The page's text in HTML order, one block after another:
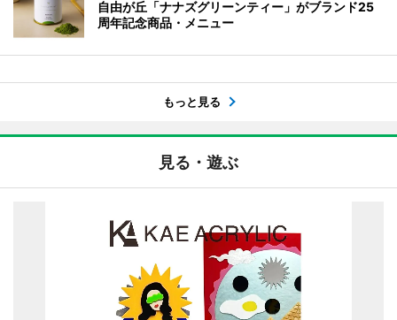
自由が丘「ナナズグリーンティー」がブランド25
周年記念商品・メニュー
もっと見る
見る・遊ぶ